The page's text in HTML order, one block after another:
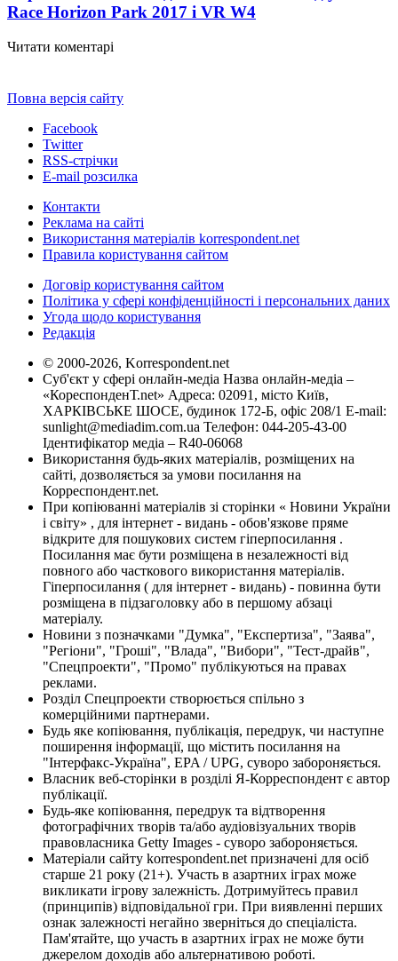
Race Horizon Park 2017 і VR W4
Читати коментарі
Повна версія сайту
Facebook
Twitter
RSS-стрічки
E-mail розсилка
Контакти
Реклама на сайті
Використання матеріалів korrespondent.net
Правила користування сайтом
Договір користування сайтом
Політика у сфері конфіденційності і персональних даних
Угода щодо користування
Редакція
© 2000-2026, Korrespondent.net
Суб'єкт у сфері онлайн-медіа Назва онлайн-медіа –
«КореспонденТ.net» Адреса: 02091, місто Київ,
ХАРКІВСЬКЕ ШОСЕ, будинок 172-Б, офіс 208/1 E-mail:
sunlight@mediadim.com.ua Телефон: 044-205-43-00
Ідентифікатор медіа – R40-06068
Використання будь-яких матеріалів, розміщених на
сайті, дозволяється за умови посилання на
Корреспондент.net.
При копіюванні матеріалів зі сторінки « Новини України
і світу» , для інтернет - видань - обов'язкове пряме
відкрите для пошукових систем гіперпосилання .
Посилання має бути розміщена в незалежності від
повного або часткового використання матеріалів.
Гіперпосилання ( для інтернет - видань) - повинна бути
розміщена в підзаголовку або в першому абзаці
матеріалу.
Новини з позначками "Думка", "Експертиза", "Заява",
"Регіони", "Гроші", "Влада", "Вибори", "Тест-драйв",
"Спецпроекти", "Промо" публікуються на правах
реклами.
Розділ Спецпроекти створюється спільно з
комерційними партнерами.
Будь яке копіювання, публікація, передрук, чи наступне
поширення інформації, що містить посилання на
"Інтерфакс-Україна", EPA / UPG, суворо забороняється.
Власник веб-сторінки в розділі Я-Корреспондент є автор
публікації.
Будь-яке копіювання, передрук та відтворення
фотографічних творів та/або аудіовізуальних творів
правовласника Getty Images - суворо забороняється.
Матеріали сайту korrespondent.net призначені для осіб
старше 21 року (21+). Участь в азартних іграх може
викликати ігрову залежність. Дотримуйтесь правил
(принципів) відповідальної гри. При виявленні перших
ознак залежності негайно зверніться до спеціаліста.
Пам'ятайте, що участь в азартних іграх не може бути
джерелом доходів або альтернативою роботі.